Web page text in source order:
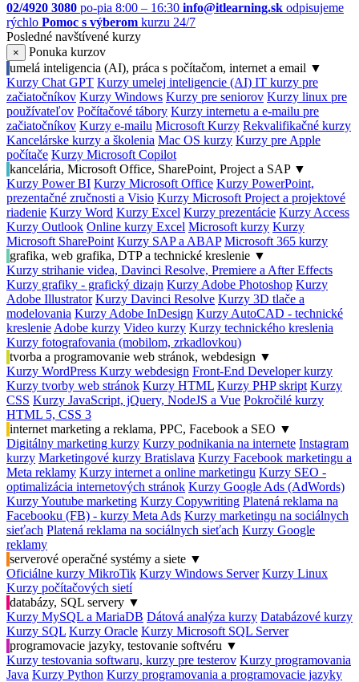
02/4920 3080 po-pia 8:00 – 16:30 info@itlearning.sk odpisujeme
rýchlo Pomoc s výberom kurzu 24/7
Posledné navštívené kurzy
×
Ponuka kurzov
umelá inteligencia (AI), práca s počítačom, internet a email ▼
Kurzy Chat GPT Kurzy umelej inteligencie (AI) IT kurzy pre
začiatočníkov Kurzy Windows Kurzy pre seniorov Kurzy linux pre
používateľov Počítačové tábory Kurzy internetu a e-mailu pre
začiatočníkov Kurzy e-mailu Microsoft Kurzy Rekvalifikačné kurzy
Kancelárske kurzy a školenia Mac OS kurzy Kurzy pre Apple
počítače Kurzy Microsoft Copilot
kancelária, Microsoft Office, SharePoint, Project a SAP ▼
Kurzy Power BI Kurzy Microsoft Office Kurzy PowerPoint,
prezentačné zručnosti a Visio Kurzy Microsoft Project a projektové
riadenie Kurzy Word Kurzy Excel Kurzy prezentácie Kurzy Access
Kurzy Outlook Online kurzy Excel Microsoft kurzy Kurzy
Microsoft SharePoint Kurzy SAP a ABAP Microsoft 365 kurzy
grafika, web grafika, DTP a technické kreslenie ▼
Kurzy strihanie videa, Davinci Resolve, Premiere a After Effects
Kurzy grafiky - grafický dizajn Kurzy Adobe Photoshop Kurzy
Adobe Illustrator Kurzy Davinci Resolve Kurzy 3D tlače a
modelovania Kurzy Adobe InDesign Kurzy AutoCAD - technické
kreslenie Adobe kurzy Video kurzy Kurzy technického kreslenia
Kurzy fotografovania (mobilom, zrkadlovkou)
tvorba a programovanie web stránok, webdesign ▼
Kurzy WordPress Kurzy webdesign Front-End Developer kurzy
Kurzy tvorby web stránok Kurzy HTML Kurzy PHP skript Kurzy
CSS Kurzy JavaScript, jQuery, NodeJS a Vue Pokročilé kurzy
HTML 5, CSS 3
internet marketing a reklama, PPC, Facebook a SEO ▼
Digitálny marketing kurzy Kurzy podnikania na internete Instagram
kurzy Marketingové kurzy Bratislava Kurzy Facebook marketingu a
Meta reklamy Kurzy internet a online marketingu Kurzy SEO -
optimalizácia internetových stránok Kurzy Google Ads (AdWords)
Kurzy Youtube marketing Kurzy Copywriting Platená reklama na
Facebooku (FB) - kurzy Meta Ads Kurzy marketingu na sociálnych
sieťach Platená reklama na sociálnych sieťach Kurzy Google
reklamy
serverové operačné systémy a siete ▼
Oficiálne kurzy MikroTik Kurzy Windows Server Kurzy Linux
Kurzy počítačových sietí
databázy, SQL servery ▼
Kurzy MySQL a MariaDB Dátová analýza kurzy Databázové kurzy
Kurzy SQL Kurzy Oracle Kurzy Microsoft SQL Server
programovacie jazyky, testovanie softvéru ▼
Kurzy testovania softwaru, kurzy pre testerov Kurzy programovania
Java Kurzy Python Kurzy programovania a programovacie jazyky